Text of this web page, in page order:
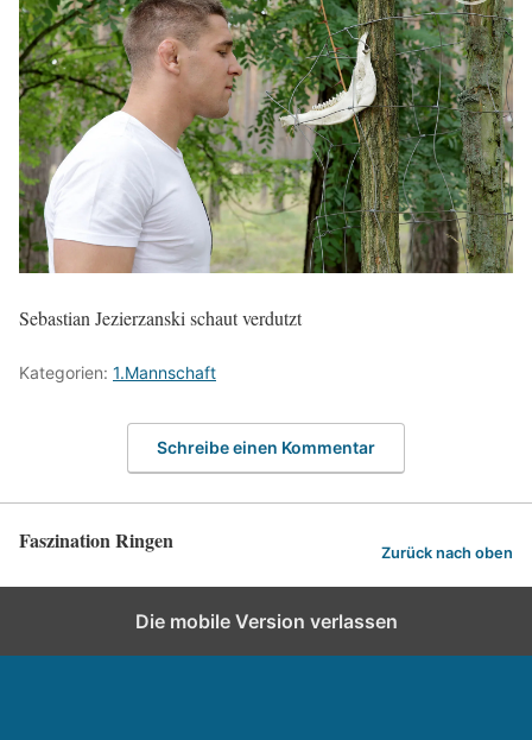
Sebastian Jezierzanski schaut verdutzt
Kategorien: 1.Mannschaft
Schreibe einen Kommentar
Faszination Ringen Zurück nach oben
Die mobile Version verlassen